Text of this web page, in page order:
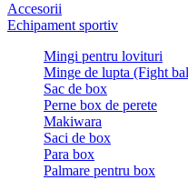
Accesorii
Echipament sportiv
Mingi pentru lovituri
Minge de lupta (Fight
Sac de box
Perne box de perete
Makiwara
Saci de box
Para box
Palmare pentru box